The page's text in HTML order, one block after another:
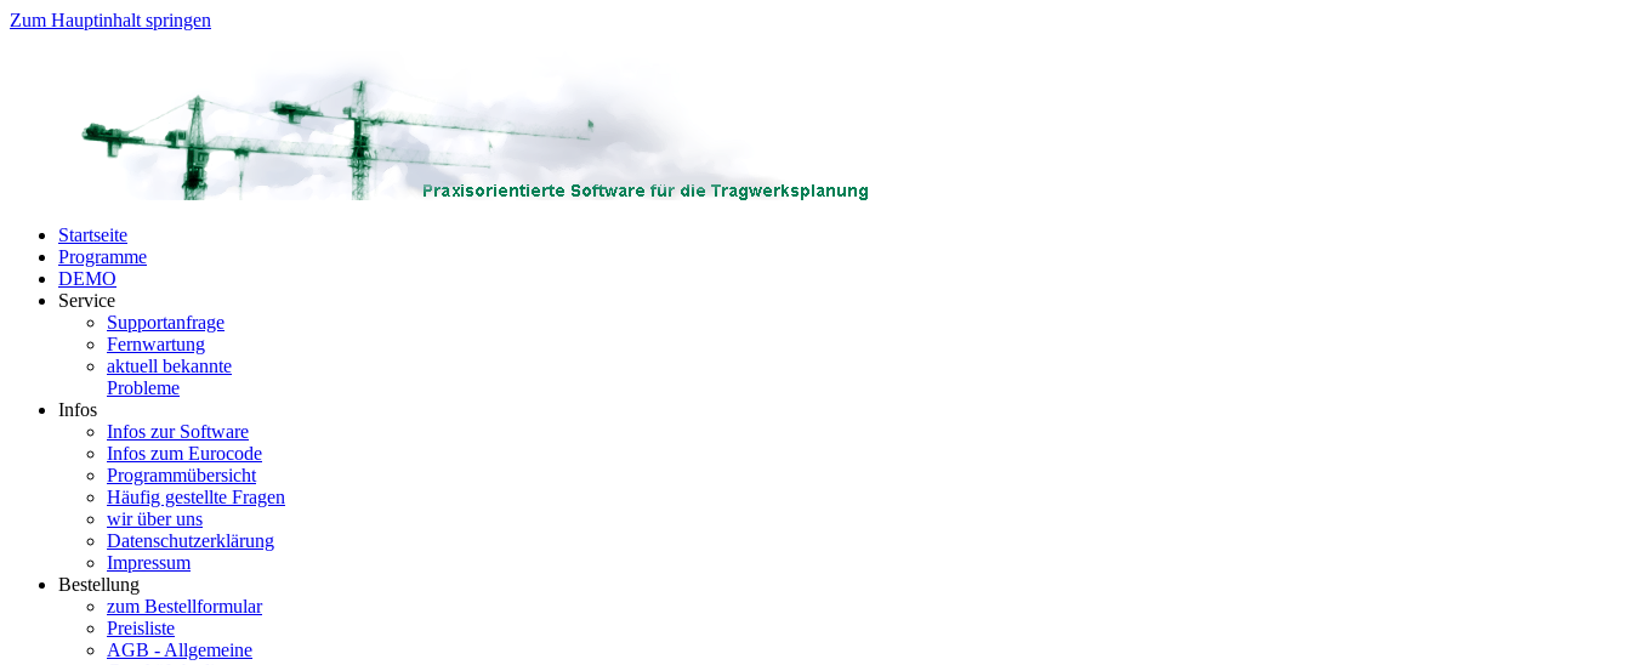
Zum Hauptinhalt springen
Startseite
Programme
DEMO
Service
Supportanfrage
Fernwartung
aktuell bekannte
Probleme
Infos
Infos zur Software
Infos zum Eurocode
Programmübersicht
Häufig gestellte Fragen
wir über uns
Datenschutzerklärung
Impressum
Bestellung
zum Bestellformular
Preisliste
AGB - Allgemeine